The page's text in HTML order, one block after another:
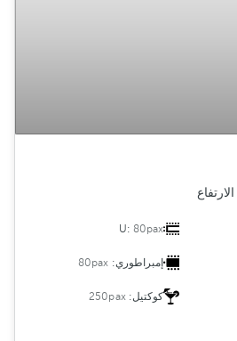
U: 80pax
إمبراطوري: 80pax
كوكتيل:250pax